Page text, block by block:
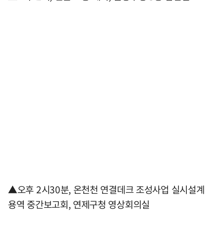
▲오후 2시30분, 온천천 연결데크 조성사업 실시설계
용역 중간보고회, 연제구청 영상회의실